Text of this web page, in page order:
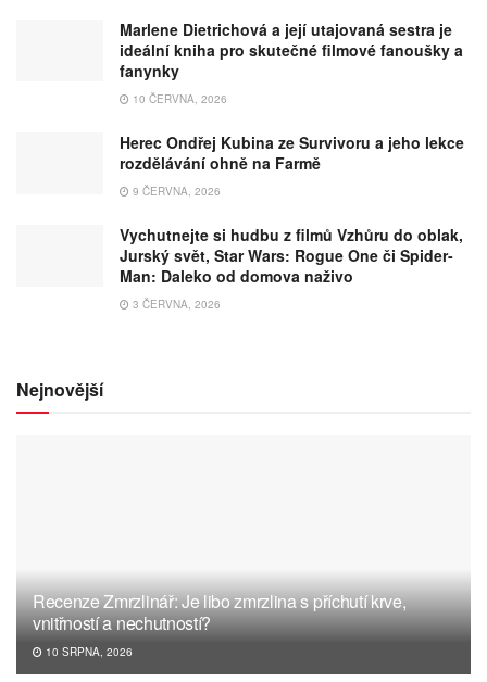
Marlene Dietrichová a její utajovaná sestra je
ideální kniha pro skutečné filmové fanoušky a
fanynky
10 ČERVNA, 2026
Herec Ondřej Kubina ze Survivoru a jeho lekce
rozdělávání ohně na Farmě
9 ČERVNA, 2026
Vychutnejte si hudbu z filmů Vzhůru do oblak,
Jurský svět, Star Wars: Rogue One či Spider-
Man: Daleko od domova naživo
3 ČERVNA, 2026
Nejnovější
Recenze Zmrzlinář: Je libo zmrzlina s příchutí krve,
vnitřností a nechutností?
10 SRPNA, 2026